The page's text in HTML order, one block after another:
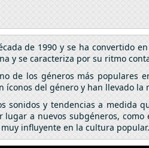
de 1990 y se ha convertido
y se caracteriza por su ritmo
de los géneros más populares
íconos del género y han llevado
sonidos y tendencias a medida
a nuevos subgéneros,
influyente en la cultura popular.